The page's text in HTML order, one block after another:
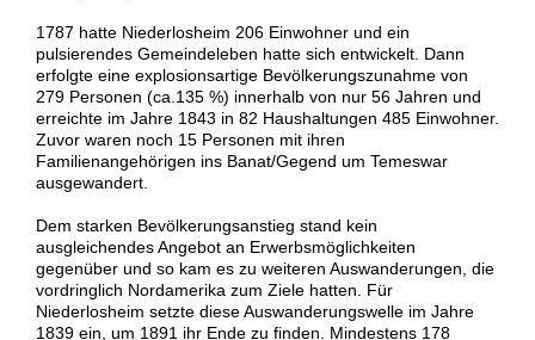
1787 hatte Niederlosheim 206 Einwohner und ein
pulsierendes Gemeindeleben hatte sich entwickelt. Dann
erfolgte eine explosionsartige Bevölkerungszunahme von
279 Personen (ca.135 %) innerhalb von nur 56 Jahren und
erreichte im Jahre 1843 in 82 Haushaltungen 485 Einwohner.
Zuvor waren noch 15 Personen mit ihren
Familienangehörigen ins Banat/Gegend um Temeswar
ausgewandert.
Dem starken Bevölkerungsanstieg stand kein
ausgleichendes Angebot an Erwerbsmöglichkeiten
gegenüber und so kam es zu weiteren Auswanderungen, die
vordringlich Nordamerika zum Ziele hatten. Für
Niederlosheim setzte diese Auswanderungswelle im Jahre
1839 ein, um 1891 ihr Ende zu finden. Mindestens 178